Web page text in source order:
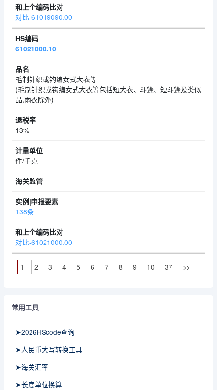
对比-61019090.00
61021000.10
毛制针织或钩编女式大衣等
(毛制针织或钩编女式大衣等包括短大衣、斗篷、短斗篷及类似
品,雨衣除外)
13%
件/千克
138条
对比-61021000.00
1 2 3 4 5 6 7 8 9 10 37 >>
常用工具
➤2026HScode查询
➤人民币大写转换工具
➤海关汇率
➤长度单位换算